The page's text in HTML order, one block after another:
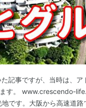
記事ですが、当時は、ア
す。 www.crescendo-
です。大阪から高速道路